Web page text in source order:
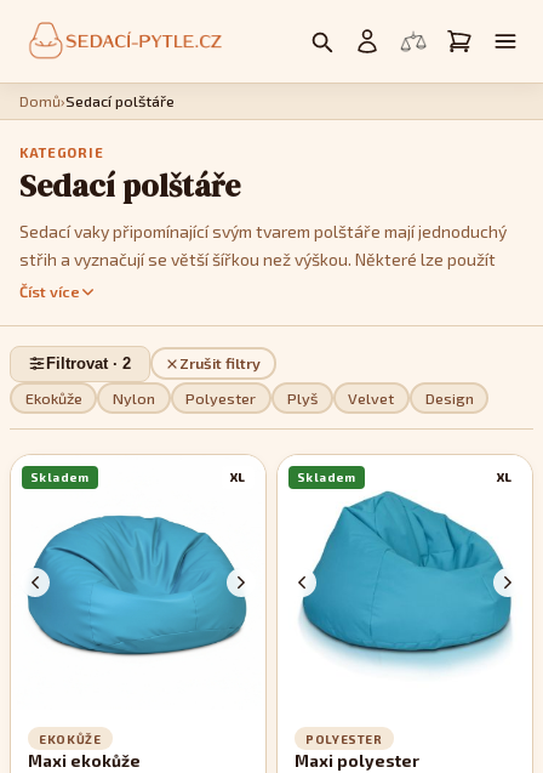
Domů›Sedací polštáře
KATEGORIE
Sedací polštáře
Sedací vaky připomínající svým tvarem polštáře mají jednoduchý
střih a vyznačují se větší šířkou než výškou. Některé lze použít
jako křesla, postavíte li je na kratší hranu. Jedná se především o
pomocí kterých je můžete tvarovat a vykouzlit tak třeba tvar
imitující menší sedačku. Pokud jde o design, můžete si v této sekci
vybrat z jednobarevných, dvoubarevných nebo pestře
vzorovaných modelů, podle toho, které se stylově nejvíce hodí do
vašeho interiéru.
Číst více
Ekokůže Nylon Polyester Plyš Velvet Design
Zrušit filtry
Filtrovat · 2
XL
Skladem
EKOKŮŽE
Maxi ekokůže
XL
Skladem
POLYESTER
Maxi polyester